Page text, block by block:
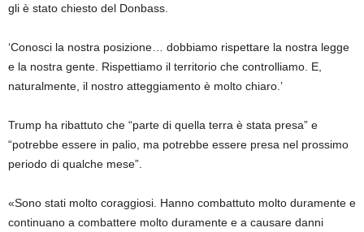
gli è stato chiesto del Donbass.
‘Conosci la nostra posizione… dobbiamo rispettare la nostra legge
e la nostra gente. Rispettiamo il territorio che controlliamo. E,
naturalmente, il nostro atteggiamento è molto chiaro.’
Trump ha ribattuto che “parte di quella terra è stata presa” e
“potrebbe essere in palio, ma potrebbe essere presa nel prossimo
periodo di qualche mese”.
«Sono stati molto coraggiosi. Hanno combattuto molto duramente e
continuano a combattere molto duramente e a causare danni